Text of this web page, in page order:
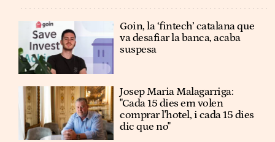
Goin, la ‘fintech’ catalana que
va desafiar la banca, acaba
suspesa
Josep Maria Malagarriga:
"Cada 15 dies em volen
comprar l'hotel, i cada 15 dies
dic que no"